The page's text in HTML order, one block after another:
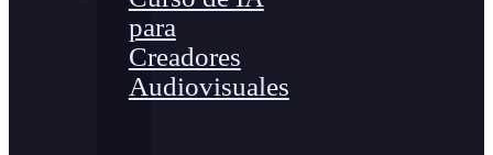
para
Creadores
Audiovisuales